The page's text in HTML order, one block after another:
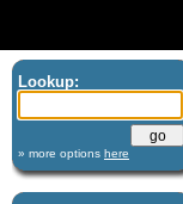
Lookup:
» more options here